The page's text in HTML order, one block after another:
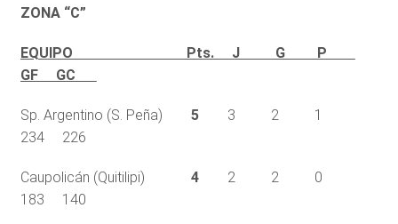
ZONA “C”
EQUIPO Pts. J G P
GF GC
Sp. Argentino (S. Peña) 53 2 1
234 226
Caupolicán (Quitilipi) 42 2 0
183 140